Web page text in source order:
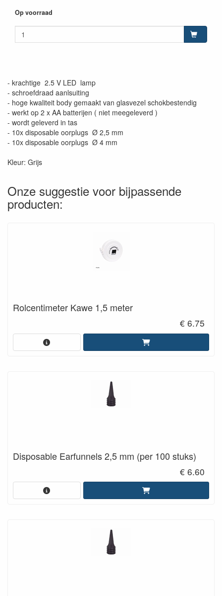
Op voorraad
- krachtige 2.5 V LED lamp
- schroefdraad aanlsuiting
- hoge kwaliteit body gemaakt van glasvezel schokbestendig
- werkt op 2 x AA batterijen ( niet meegeleverd )
- wordt geleverd in tas
- 10x disposable oorplugs Ø 2,5 mm
- 10x disposable oorplugs Ø 4 mm
Kleur: Grijs
Onze suggestie voor bijpassende
producten:
Rolcentimeter Kawe 1,5 meter
€ 6.75
Disposable Earfunnels 2,5 mm (per 100 stuks)
€ 6.60